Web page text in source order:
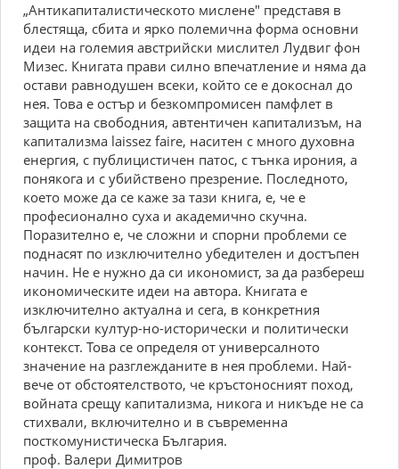
„Антикапиталистическото мислене" представя в
блестяща, сбита и ярко полемична форма основни
идеи на големия австрийски мислител Лудвиг фон
Мизес. Книгата прави силно впечатление и няма да
остави равнодушен всеки, който се е докоснал до
нея. Това е остър и безкомпромисен памфлет в
защита на свободния, автентичен капитализъм, на
капитализма laissez faire, наситен с много духовна
енергия, с публицистичен патос, с тънка ирония, а
понякога и с убийствено презрение. Последното,
което може да се каже за тази книга, е, че е
професионално суха и академично скучна.
Поразително е, че сложни и спорни проблеми се
поднасят по изключително убедителен и достъпен
начин. Не е нужно да си икономист, за да разбереш
икономическите идеи на автора. Книгата е
изключително актуална и сега, в конкретния
български култур-но-исторически и политически
контекст. Това се определя от универсалното
значение на разглежданите в нея проблеми. Най-
вече от обстоятелството, че кръстоносният поход,
войната срещу капитализма, никога и никъде не са
стихвали, включително и в съвременна
посткомунистическа България.
проф. Валери Димитров